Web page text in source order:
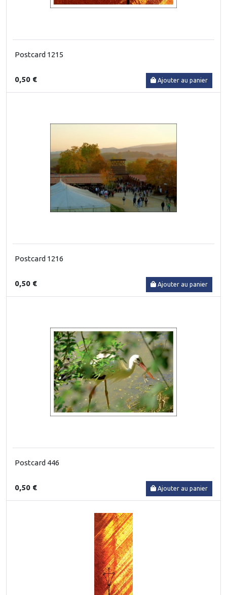
Postcard 1215
0,50 € Ajouter au panier
Postcard 1216
0,50 € Ajouter au panier
Postcard 446
0,50 € Ajouter au panier